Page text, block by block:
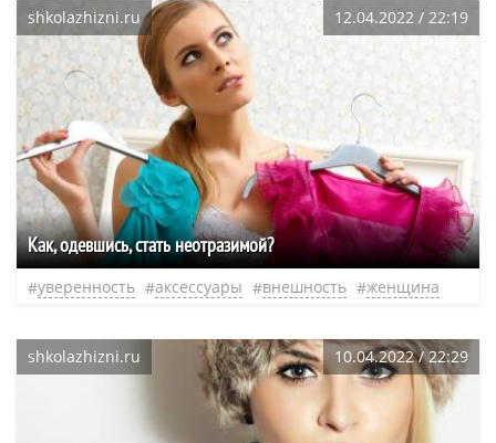
shkolazhizni.ru 12.04.2022 / 22:19
Как, одевшись, стать неотразимой?
уверенность аксессуары внешность женщина
shkolazhizni.ru 10.04.2022 / 22:29